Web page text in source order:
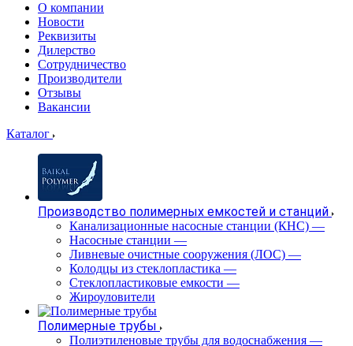
О компании
Новости
Реквизиты
Дилерство
Сотрудничество
Производители
Отзывы
Вакансии
Каталог
Производство полимерных емкостей и станций
Канализационные насосные станции (КНС) —
Насосные станции —
Ливневые очистные сооружения (ЛОС) —
Колодцы из стеклопластика —
Стеклопластиковые емкости —
Жироуловители
Полимерные трубы
Полиэтиленовые трубы для водоснабжения —